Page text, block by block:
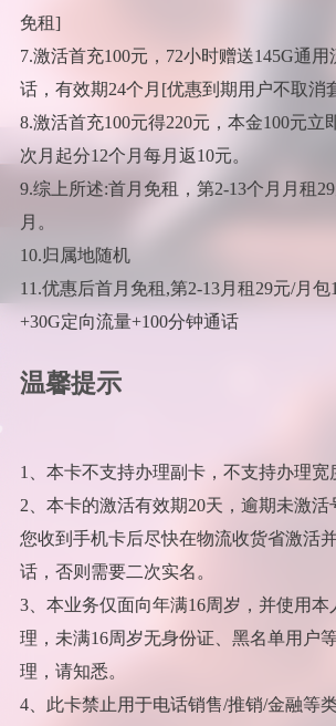
免租]
7.激活首充100元，72小时赠送145G通用
话，有效期24个月[优惠到期用户不取消
8.激活首充100元得220元，本金100元立
次月起分12个月每月返10元。
9.综上所述:首月免租，第2-13个月月租
月。
10.归属地随机
11.优惠后首月免租,第2-13月租29元/月包
+30G定向流量+100分钟通话
温馨提示
1、本卡不支持办理副卡，不支持办理宽
2、本卡的激活有效期20天，逾期未激
您收到手机卡后尽快在物流收货省激活
话，否则需要二次实名。
3、本业务仅面向年满16周岁，并使用
理，未满16周岁无身份证、黑名单用户
理，请知悉。
4、此卡禁止用于电话销售/推销/金融等